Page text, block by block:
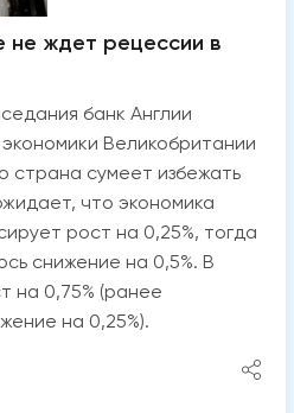
не ждет рецессии в
банк Англии
Великобритании
страна сумеет избежать
что экономика
рост на 0,25%, тогда
снижение на 0,5%. В
на 0,75% (ранее
на 0,25%).